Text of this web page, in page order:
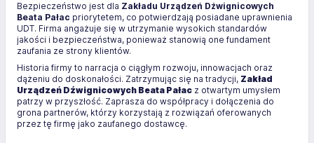
Bezpieczeństwo jest dla Zakładu Urządzeń Dźwignicowych
Beata Pałac priorytetem, co potwierdzają posiadane uprawnienia
UDT. Firma angażuje się w utrzymanie wysokich standardów
jakości i bezpieczeństwa, ponieważ stanowią one fundament
zaufania ze strony klientów.
Historia firmy to narracja o ciągłym rozwoju, innowacjach oraz
dążeniu do doskonałości. Zatrzymując się na tradycji, Zakład
Urządzeń Dźwignicowych Beata Pałac z otwartym umysłem
patrzy w przyszłość. Zaprasza do współpracy i dołączenia do
grona partnerów, którzy korzystają z rozwiązań oferowanych
przez tę firmę jako zaufanego dostawcę.